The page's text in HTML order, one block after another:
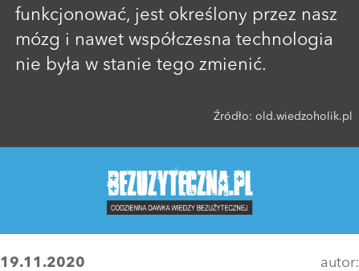
funkcjonować, jest określony przez nasz
mózg i nawet współczesna technologia
nie była w stanie tego zmienić.
Źródło: old.wiedzoholik.pl
19.11.2020 autor: